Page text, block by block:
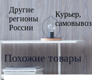
Другие
регионы
России
Курьер,
самовывоз
Похожие товары